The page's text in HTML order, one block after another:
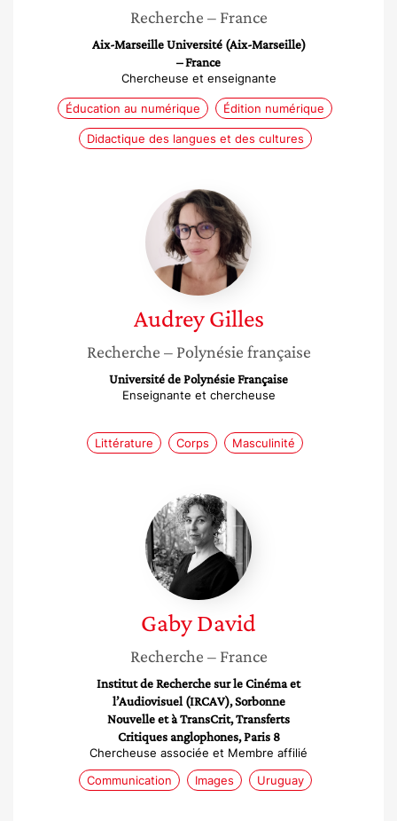
Recherche – France
Aix-Marseille Université (Aix-Marseille)
– France
Chercheuse et enseignante
Éducation au numérique Édition numérique
Didactique des langues et des cultures
Audrey
Gilles
Audrey Gilles
Recherche – Polynésie française
Université de Polynésie Française
Enseignante et chercheuse
Littérature Corps Masculinité
Gaby
David
GabyDavid
Recherche – France
Institut de Recherche sur le Cinéma et
l’Audiovisuel (IRCAV), Sorbonne
Nouvelle et à TransCrit, Transferts
Critiques anglophones, Paris 8
Chercheuse associée et Membre affilié
Communication
Images Uruguay